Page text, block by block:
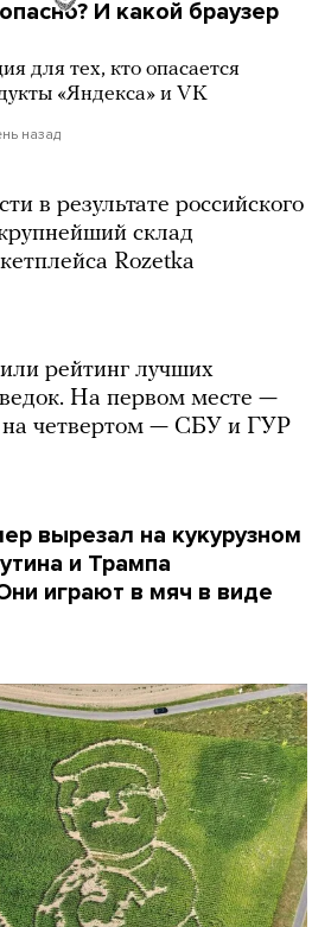
И какой браузер
для тех, кто опасается
«Яндекса» и VK
назад
в результате российского
склад
Rozetka
рейтинг лучших
На первом месте —
на четвертом — СБУ и ГУР
вырезал на кукурузном
и Трампа
играют в мяч в виде